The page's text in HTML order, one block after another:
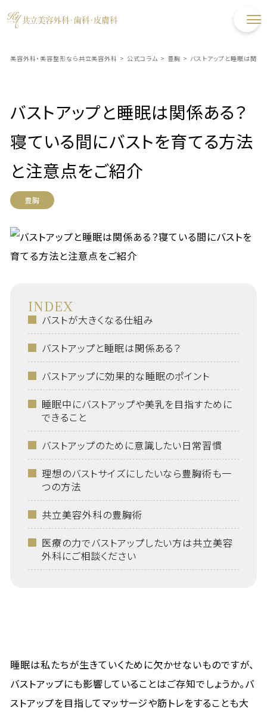
美容外科・美容整形なら共立美容外科 > 公式コラム > 豊胸 > バストアップと睡眠は関
バストアップと睡眠は関係ある？
寝ている間にバストを育てる方法
と注意点をご紹介
豊胸
INDEX
バストが大きくなる仕組み
バストアップと睡眠は関係ある？
バストアップに効果的な睡眠のポイント
睡眠中にバストアップや美乳を目指すために
できること
バストアップのために意識したい日常習慣
理想のバストサイズにしたいなら豊胸術も一
つの方法
共立美容外科の豊胸術
医療の力でバストアップしたい方は共立美容
外科にご相談ください
睡眠は私たちが生きていくために欠かせないものですが、
バストアップにも影響していることはご存知でしょうか。バ
ストアップを目指してマッサージや筋トレをすることも大